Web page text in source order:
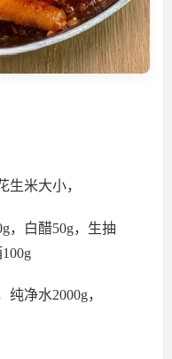
生米大小，
，白醋50g，生抽
净水2000g，